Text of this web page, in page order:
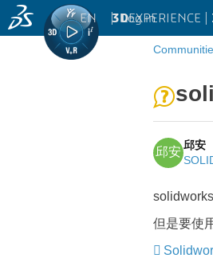
3DEXPERIENCE |
EN | Log in
邱安
邱安
但是要使